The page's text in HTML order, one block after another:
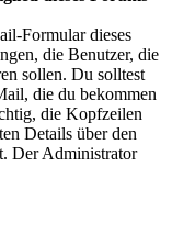
Formular dieses
die Benutzer, die
sollen. Du solltest
die du bekommen
die Kopfzeilen
Details über den
Der Administrator